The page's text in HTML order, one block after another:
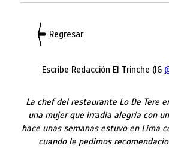
Regresar
Escribe Redacción El Trinche (IG
La chef del restaurante Lo De Tere
una mujer que irradia alegría con
hace unas semanas estuvo en Lima
cuando le pedimos